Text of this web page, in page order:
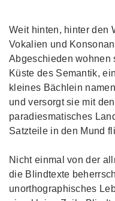
Weit hinten, hinter den
Vokalien und
Abgeschieden wohnen
Küste des Semantik,
kleines Bächlein
und versorgt sie mit
paradiesmatisches
Satzteile in den Mund
Nicht einmal von der
die Blindtexte
unorthographisches